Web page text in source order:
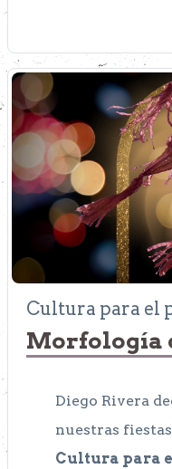
Cultura para el
Morfología
Diego Rivera
nuestras
Cultura para